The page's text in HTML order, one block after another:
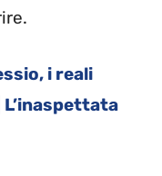
i reali